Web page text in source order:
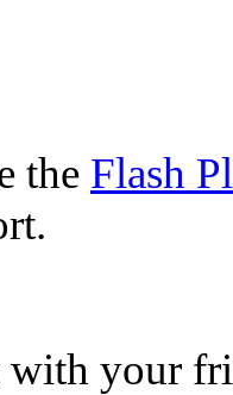
the Flash
with your